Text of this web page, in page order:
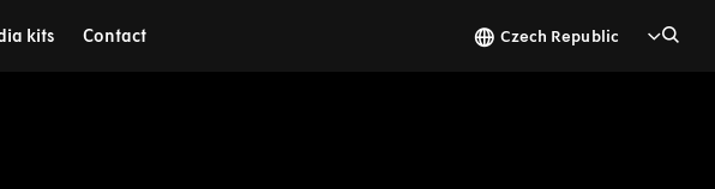
kits Contact Czech Republic